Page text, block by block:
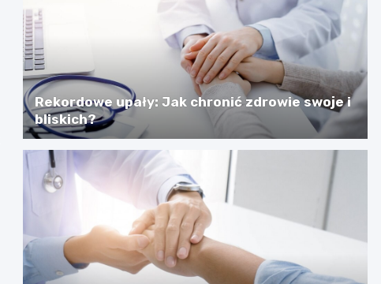
Rekordowe upały: Jak chronić zdrowie swoje i
bliskich?